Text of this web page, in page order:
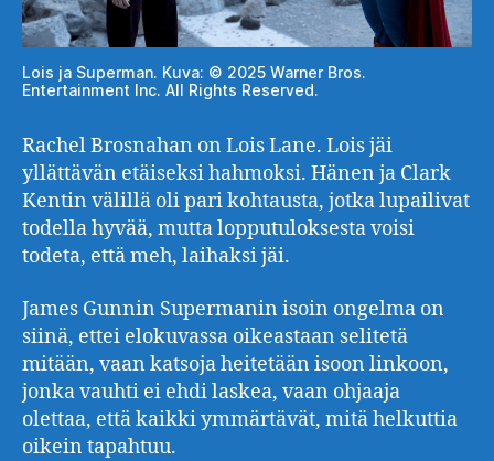
Lois ja Superman. Kuva: © 2025 Warner Bros.
Entertainment Inc. All Rights Reserved.
Rachel Brosnahan on Lois Lane. Lois jäi
yllättävän etäiseksi hahmoksi. Hänen ja Clark
Kentin välillä oli pari kohtausta, jotka lupailivat
todella hyvää, mutta lopputuloksesta voisi
todeta, että meh, laihaksi jäi.
James Gunnin Supermanin isoin ongelma on
siinä, ettei elokuvassa oikeastaan selitetä
mitään, vaan katsoja heitetään isoon linkoon,
jonka vauhti ei ehdi laskea, vaan ohjaaja
olettaa, että kaikki ymmärtävät, mitä helkuttia
oikein tapahtuu.